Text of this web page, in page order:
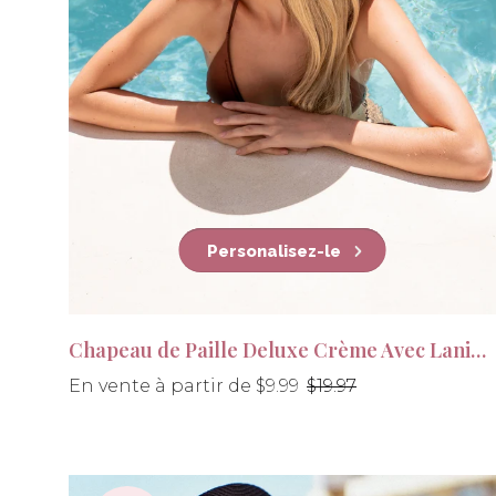
Personalisez-le
Chapeau de Paille Deluxe Crème Avec Lanière beige
En vente à partir de $9.99
Prix
$19.97